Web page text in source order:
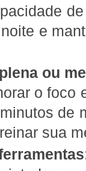
e
ou
o foco
de
sua